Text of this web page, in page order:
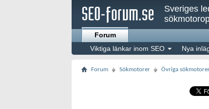
Sveriges
Forum
Viktiga länkar inom SEO
Nya
Forum Sökmotorer Övriga